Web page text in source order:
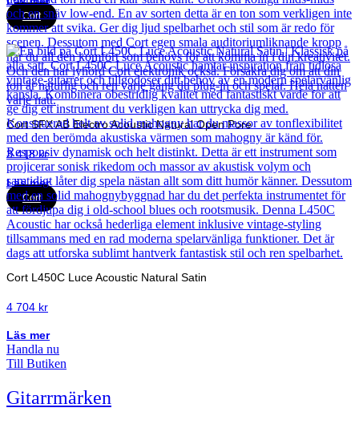
Cort
Cort SFX AB Electro Acoustic Natural Open Pore
3 418kr
Läs mer
Cort
Cort L450C Luce Acoustic Natural Satin
4 704 kr
Läs mer
Handla nu
Till Butiken
Gitarrmärken